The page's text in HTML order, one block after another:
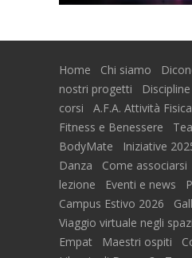
Home Chi siamo
nostri progetti
Discipline
corsi
A.F.A. Attività
Fitness e Benessere
BodyMate
Iniziative
Danza
Come associarsi
lezione
Eventi e news
Campus Estivo 2026
Viaggio virtuale negli
Empat
Maestri ospiti